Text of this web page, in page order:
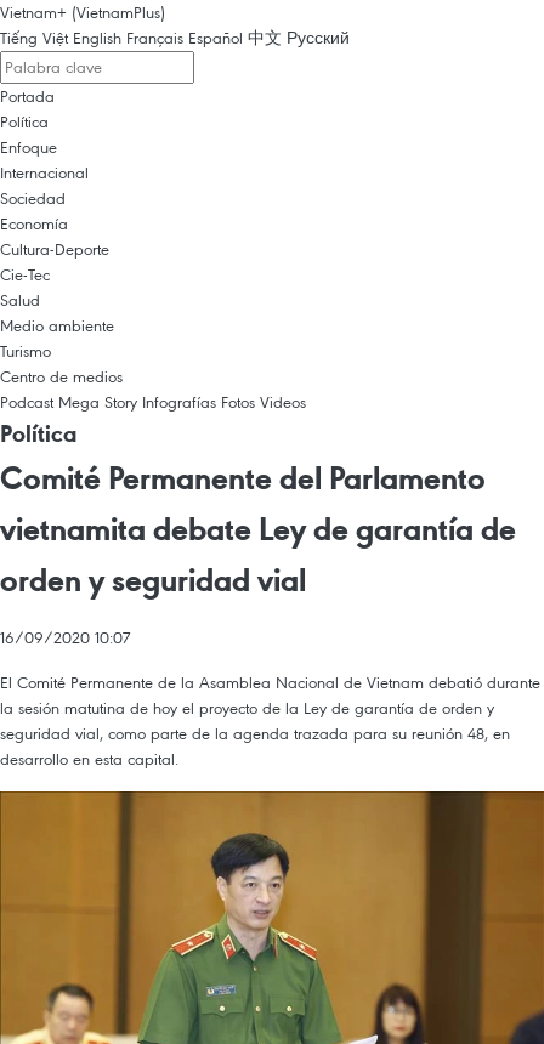
Vietnam+ (VietnamPlus)
Tiếng Việt English Français Español 中文 Русский
Portada
Política
Enfoque
Internacional
Sociedad
Economía
Cultura-Deporte
Cie-Tec
Salud
Medio ambiente
Turismo
Centro de medios
Podcast Mega Story Infografías Fotos Videos
Política
Comité Permanente del Parlamento
vietnamita debate Ley de garantía de
orden y seguridad vial
16/09/2020 10:07
El Comité Permanente de la Asamblea Nacional de Vietnam debatió durante
la sesión matutina de hoy el proyecto de la Ley de garantía de orden y
seguridad vial, como parte de la agenda trazada para su reunión 48, en
desarrollo en esta capital.